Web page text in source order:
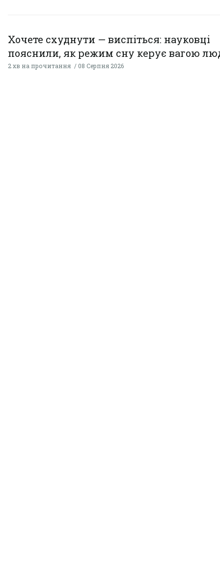
Хочете схуднути — виспіться: науковці
пояснили, як режим сну керує вагою
2 хв на прочитання 08 Серпня 2026